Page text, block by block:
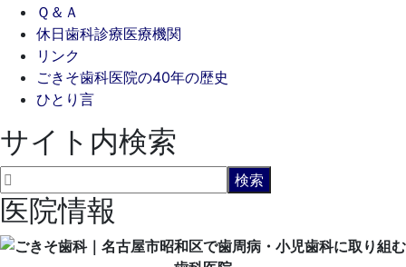
Ｑ＆Ａ
休日歯科診療医療機関
リンク
ごきそ歯科医院の40年の歴史
ひとり言
サイト内検索
医院情報